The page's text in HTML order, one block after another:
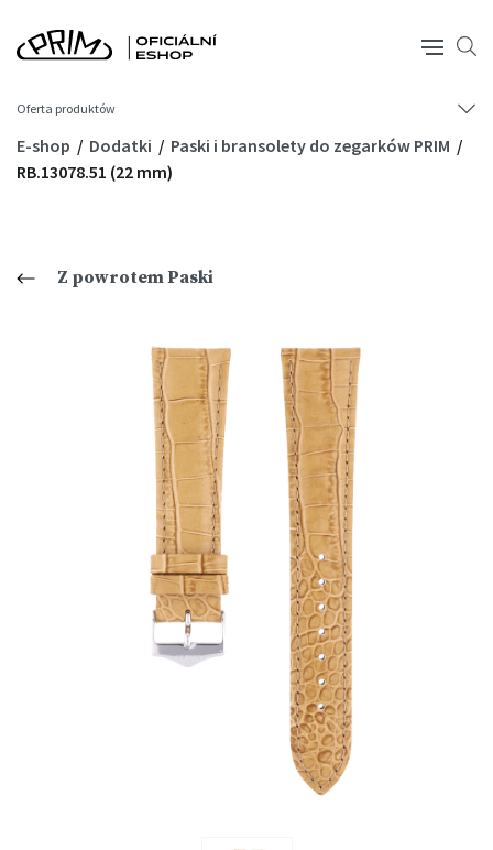
Oferta produktów
E-shop Dodatki
Paski i bransolety do zegarków PRIM
RB.13078.51 (22 mm)
Z powrotem Paski